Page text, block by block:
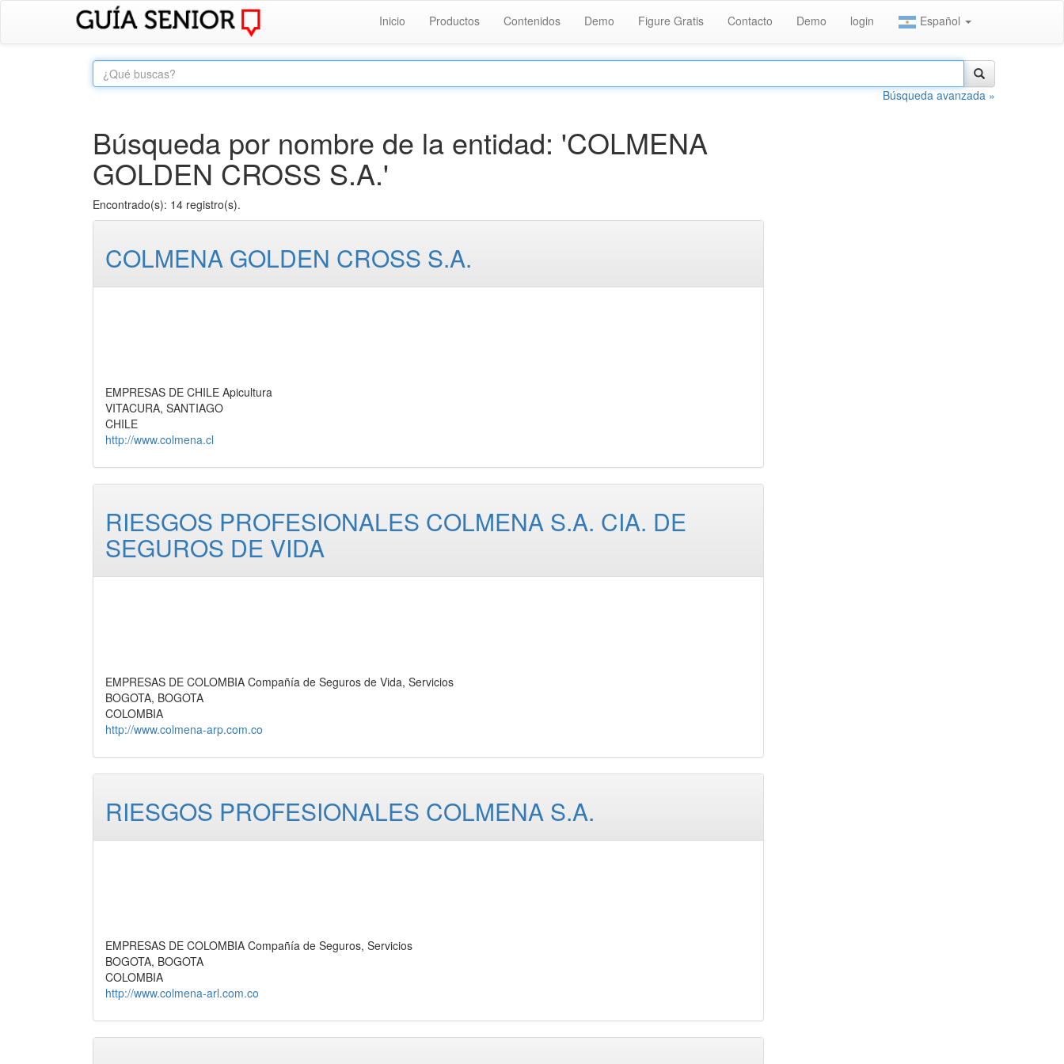
Inicio Productos Contenidos Demo Figure Gratis Contacto Demo login Español
Búsqueda avanzada »
Búsqueda por nombre de la entidad: 'COLMENA
GOLDEN CROSS S.A.'
Encontrado(s): 14 registro(s).
COLMENA GOLDEN CROSS S.A.
EMPRESAS DE CHILE Apicultura
VITACURA, SANTIAGO
CHILE
http://www.colmena.cl
RIESGOS PROFESIONALES COLMENA S.A. CIA. DE
SEGUROS DE VIDA
EMPRESAS DE COLOMBIA Compañía de Seguros de Vida, Servicios
BOGOTA, BOGOTA
COLOMBIA
http://www.colmena-arp.com.co
RIESGOS PROFESIONALES COLMENA S.A.
EMPRESAS DE COLOMBIA Compañía de Seguros, Servicios
BOGOTA, BOGOTA
COLOMBIA
http://www.colmena-arl.com.co